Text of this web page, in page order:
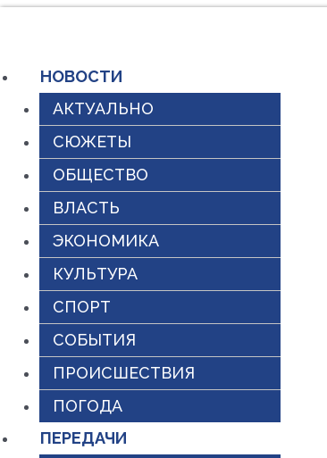
содержимому
НОВОСТИ
АКТУАЛЬНО
СЮЖЕТЫ
ОБЩЕСТВО
ВЛАСТЬ
ЭКОНОМИКА
КУЛЬТУРА
СПОРТ
СОБЫТИЯ
ПРОИСШЕСТВИЯ
ПОГОДА
ПЕРЕДАЧИ